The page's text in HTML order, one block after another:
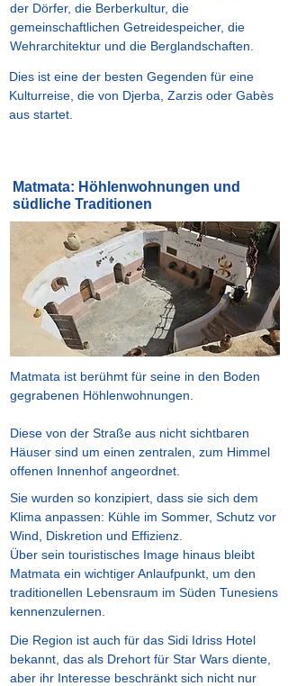
der Dörfer, die Berberkultur, die
gemeinschaftlichen Getreidespeicher, die
Wehrarchitektur und die Berglandschaften.
Dies ist eine der besten Gegenden für eine
Kulturreise, die von Djerba, Zarzis oder Gabès
aus startet.
Matmata: Höhlenwohnungen und
südliche Traditionen
Matmata ist berühmt für seine in den Boden
gegrabenen Höhlenwohnungen.
Diese von der Straße aus nicht sichtbaren
Häuser sind um einen zentralen, zum Himmel
offenen Innenhof angeordnet.
Sie wurden so konzipiert, dass sie sich dem
Klima anpassen: Kühle im Sommer, Schutz vor
Wind, Diskretion und Effizienz.
Über sein touristisches Image hinaus bleibt
Matmata ein wichtiger Anlaufpunkt, um den
traditionellen Lebensraum im Süden Tunesiens
kennenzulernen.
Die Region ist auch für das Sidi Idriss Hotel
bekannt, das als Drehort für Star Wars diente,
aber ihr Interesse beschränkt sich nicht nur